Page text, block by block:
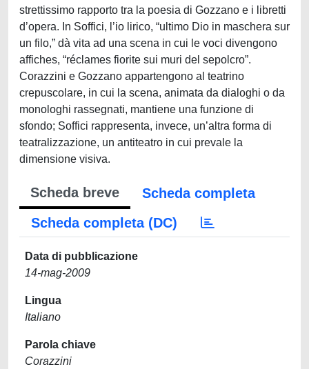
strettissimo rapporto tra la poesia di Gozzano e i libretti
d’opera. In Soffici, l’io lirico, “ultimo Dio in maschera sur
un filo,” dà vita ad una scena in cui le voci divengono
affiches, “réclames fiorite sui muri del sepolcro”.
Corazzini e Gozzano appartengono al teatrino
crepuscolare, in cui la scena, animata da dialoghi o da
monologhi rassegnati, mantiene una funzione di
sfondo; Soffici rappresenta, invece, un’altra forma di
teatralizzazione, un antiteatro in cui prevale la
dimensione visiva.
Scheda breve
Scheda completa
Scheda completa (DC)
Data di pubblicazione
14-mag-2009
Lingua
Italiano
Parola chiave
Corazzini